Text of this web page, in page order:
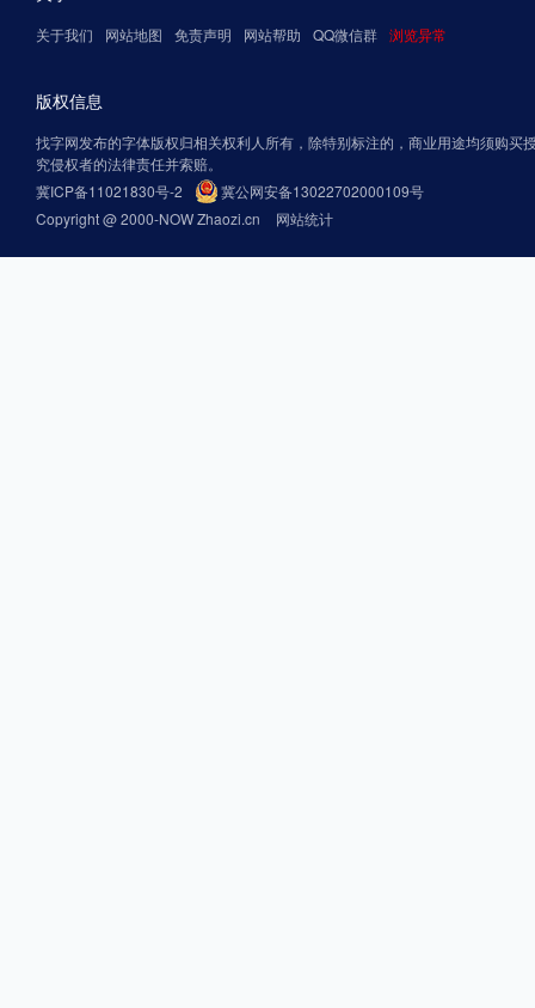
关于我们 网站地图 免责声明 网站帮助 QQ微信群 浏览异常
版权信息
找字网发布的字体版权归相关权利人所有，除特别标注的，商业用途均须购买
究侵权者的法律责任并索赔。
冀ICP备11021830号-2
冀公网安备13022702000109号
Copyright @ 2000-NOW Zhaozi.cn
网站统计